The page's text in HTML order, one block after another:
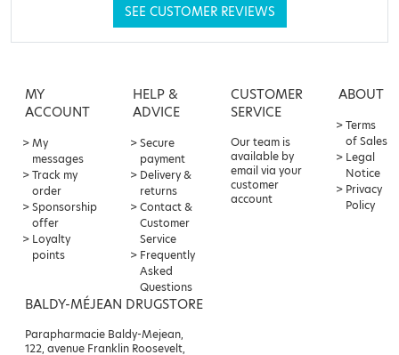
SEE CUSTOMER REVIEWS
MY
ACCOUNT
My
messages
Track my
order
Sponsorship
offer
Loyalty
points
HELP &
ADVICE
Secure
payment
Delivery &
returns
Contact &
Customer
Service
Frequently
Asked
Questions
CUSTOMER
SERVICE
Our team is
available by
email via your
customer
account
ABOUT
Terms
of Sales
Legal
Notice
Privacy
Policy
BALDY-MÉJEAN DRUGSTORE
Parapharmacie Baldy-Mejean,
122, avenue Franklin Roosevelt,